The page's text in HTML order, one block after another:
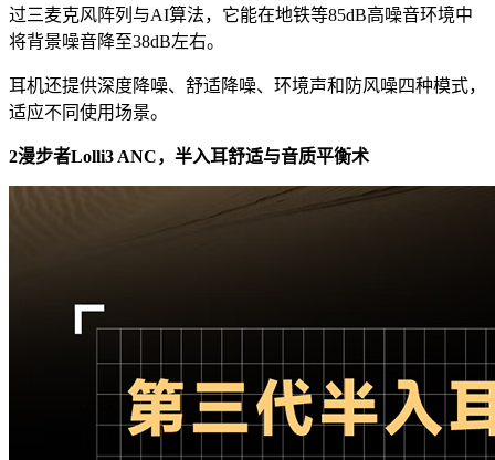
过三麦克风阵列与AI算法，它能在地铁等85dB高噪音环境中
将背景噪音降至38dB左右。
耳机还提供深度降噪、舒适降噪、环境声和防风噪四种模式，
适应不同使用场景。
2漫步者Lolli3 ANC，半入耳舒适与音质平衡术